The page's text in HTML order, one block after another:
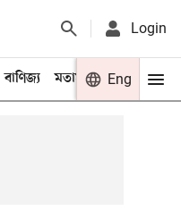
Login
বাণিজ্য মতামত খেলা
Eng